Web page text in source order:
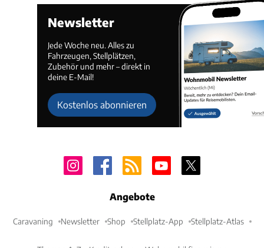
Newsletter
Jede Woche neu. Alles zu
Fahrzeugen, Stellplätzen,
Zubehör und mehr – direkt in
deine E-Mail!
Kostenlos abonnieren
Angebote
Caravaning Newsletter Shop Stellplatz-App Stellplatz-Atlas